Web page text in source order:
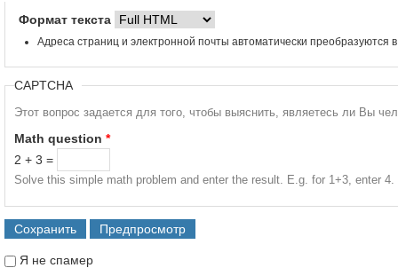
Формат текста
Адреса страниц и электронной почты автоматически преобразуются
CAPTCHA
Этот вопрос задается для того, чтобы выяснить, являетесь ли Вы
Math question *
2 + 3 =
Solve this simple math problem and enter the result. E.g. for 1+3, enter 4.
Я не спамер